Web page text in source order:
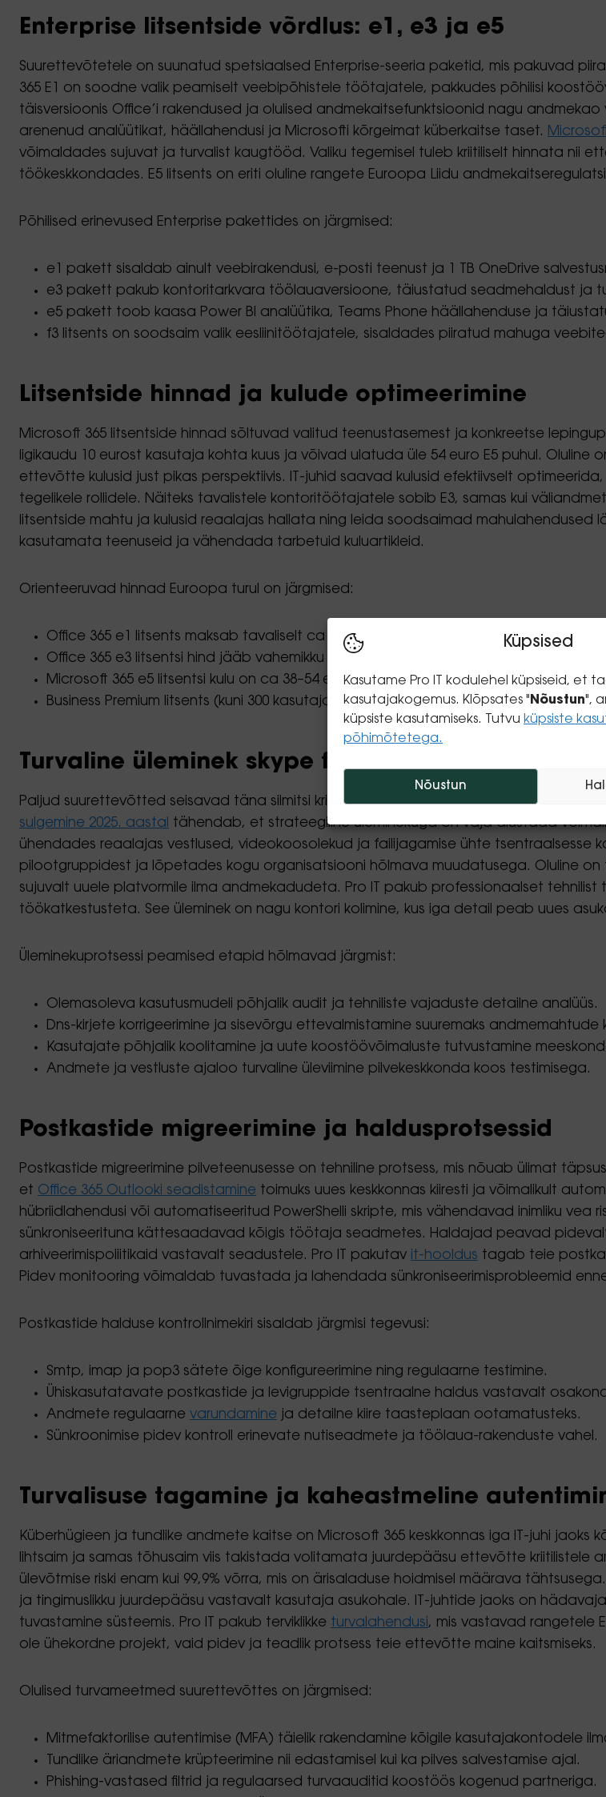
Küpsised
Kasutame Pro IT kodulehel küpsiseid, et
kasutajakogemus. Klõpsates " Nõustun",
küpsiste kasutamiseks. Tutvu küpsiste
põhimõtetega.
Nõustun
Enterprise litsentside võrdlus: e1, e3 ja e5
Suurettevõtetele on suunatud spetsiaalsed Enterprise-seeria paketid, mis pakuvad
365 E1 on soodne valik peamiselt veebipõhistele töötajatele, pakkudes põhilisi
täisversioonis Office’i rakendused ja olulised andmekaitsefunktsioonid nagu andmekao
arenenud analüütikat, häällahendusi ja Microsofti kõrgeimat küberkaitse taset.
võimaldades sujuvat ja turvalist kaugtööd. Valiku tegemisel tuleb kriitiliselt hinnata nii
töökeskkondades. E5 litsents on eriti oluline rangete Euroopa Liidu
Põhilised erinevused Enterprise pakettides on järgmised:
e1 pakett sisaldab ainult veebirakendusi, e-posti teenust ja 1 TB OneDrive
e3 pakett pakub kontoritarkvara töölauaversioone, täiustatud seadmehaldust ja
e5 pakett toob kaasa Power BI analüütika, Teams Phone häällahenduse ja
f3 litsents on soodsaim valik eesliinitöötajatele, sisaldades piiratud mahuga
Litsentside hinnad ja kulude optimeerimine
Microsoft 365 litsentside hinnad sõltuvad valitud teenustasemest ja konkreetse
ligikaudu 10 eurost kasutaja kohta kuus ja võivad ulatuda üle 54 euro E5 puhul. Oluline
ettevõtte kulusid just pikas perspektiivis. IT-juhid saavad kulusid efektiivselt
tegelikele rollidele. Näiteks tavalistele kontoritöötajatele sobib E3, samas kui
litsentside mahtu ja kulusid reaalajas hallata ning leida soodsaimad
kasutamata teenuseid ja vähendada tarbetuid kuluartikleid.
Orienteeruvad hinnad Euroopa turul on järgmised:
Office 365 e1 litsents maksab tavaliselt ca 10 eurot kasutaja kohta kuus.
Office 365 e3 litsentsi hind jääb vahemikku ca 23–26 eurot kasutaja kohta kuus.
Microsoft 365 e5 litsentsi kulu on ca 38–54 eurot kasutaja kohta kuus.
Business Premium litsents (kuni 300 kasutajat) maksab ca 20 eurot kasutaja kohta
Turvaline üleminek skype for business platvormilt
Paljud suurettevõtted seisavad täna silmitsi kriitilise vajadusega asendada vananev
sulgemine 2025. aastal tähendab, et strateegiline üleminekuga on vaja alustada
ühendades reaalajas vestlused, videokoosolekud ja failijagamise ühte tsentraalsesse
pilootgruppidest ja lõpetades kogu organisatsiooni hõlmava muudatusega. Oluline
sujuvalt uuele platvormile ilma andmekadudeta. Pro IT pakub professionaalset tehnilist
töökatkestusteta. See üleminek on nagu kontori kolimine, kus iga detail peab uues
Üleminekuprotsessi peamised etapid hõlmavad järgmist:
Olemasoleva kasutusmudeli põhjalik audit ja tehniliste vajaduste detailne analüüs.
Dns-kirjete korrigeerimine ja sisevõrgu ettevalmistamine suuremaks andmemahtude
Kasutajate põhjalik koolitamine ja uute koostöövõimaluste tutvustamine
Andmete ja vestluste ajaloo turvaline üleviimine pilvekeskkonda koos testimisega.
Postkastide migreerimine ja haldusprotsessid
Postkastide migreerimine pilveteenusesse on tehniline protsess, mis nõuab ülimat
et Office 365 Outlooki seadistamine toimuks uues keskkonnas kiiresti ja võimalikult
hübriidlahendusi või automatiseeritud PowerShelli skripte, mis vähendavad inimliku
sünkroniseerituna kättesaadavad kõigis töötaja seadmetes. Haldajad peavad
arhiveerimispoliitikaid vastavalt seadustele. Pro IT pakutav it-hooldus tagab teie
Pidev monitooring võimaldab tuvastada ja lahendada sünkroniseerimisprobleemid
Postkastide halduse kontrollnimekiri sisaldab järgmisi tegevusi:
Smtp, imap ja pop3 sätete õige konfigureerimine ning regulaarne testimine.
Ühiskasutatavate postkastide ja levigruppide tsentraalne haldus vastavalt
Andmete regulaarne varundamine ja detailne kiire taasteplaan ootamatusteks.
Sünkroonimise pidev kontroll erinevate nutiseadmete ja töölaua-rakenduste vahel.
Turvalisuse tagamine ja kaheastmeline
Küberhügieen ja tundlike andmete kaitse on Microsoft 365 keskkonnas iga IT-juhi jaoks
lihtsaim ja samas tõhusaim viis takistada volitamata juurdepääsu ettevõtte
ülevõtmise riski enam kui 99,9% võrra, mis on ärisaladuse hoidmisel määrava
ja tingimuslikku juurdepääsu vastavalt kasutaja asukohale. IT-juhtide jaoks on
tuvastamine süsteemis. Pro IT pakub terviklikke turvalahendusi, mis vastavad rangetele
ole ühekordne projekt, vaid pidev ja teadlik protsess teie ettevõtte maine kaitsmiseks.
Olulised turvameetmed suurettevõttes on järgmised:
Mitmefaktorilise autentimise (MFA) täielik rakendamine kõigile kasutajakontodele
Tundlike äriandmete krüpteerimine nii edastamisel kui ka pilves salvestamise ajal.
Phishing-vastased filtrid ja regulaarsed turvaauditid koostöös kogenud partneriga.